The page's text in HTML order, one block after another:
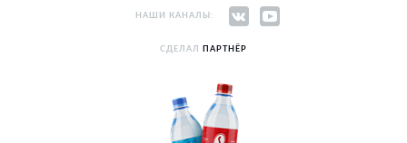
НАШИ КАНАЛЫ:
СДЕЛАЛ ПАРТНЁР